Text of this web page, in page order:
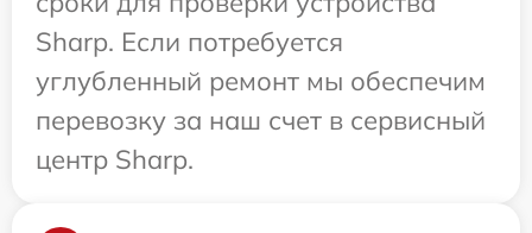
Sharp. Если потребуется
углубленный ремонт мы обеспечим
перевозку за наш счет в сервисный
центр Sharp.